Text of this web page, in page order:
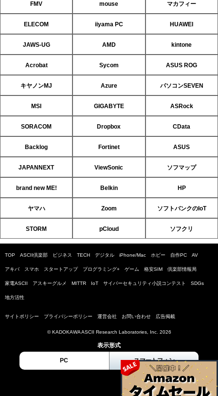
FMV mouse マカフィー
ELECOM iiyama PC HUAWEI
JAWS-UG AMD kintone
Acrobat Sycom ASUS ROG
キヤノンMJ Azure パソコンSEVEN
MSI GIGABYTE ASRock
SORACOM Dropbox CData
Backlog Fortinet ASUS
JAPANNEXT ViewSonic ソフマップ
brand new ME! Belkin HP
ヤマハ Zoom ソフトバンクのIoT
STORM pCloud ソフクリ
TOP ASCII倶楽部 ビジネス TECH デジタル iPhone/Mac ホビー 自作PC AV
アキバ スマホ スタートアップ プログラミング+ ゲーム 格安SIM 倶楽部情報局
家電ASCII アスキーグルメ MITTR IoT サイバーセキュリティ小説コンテスト SDGs
地方活性
サイトポリシー プライバシーポリシー 運営会社 お問い合わせ 広告掲載
© KADOKAWA ASCII Research Laboratories, Inc. 2026
表示形式
PC スマートフォン